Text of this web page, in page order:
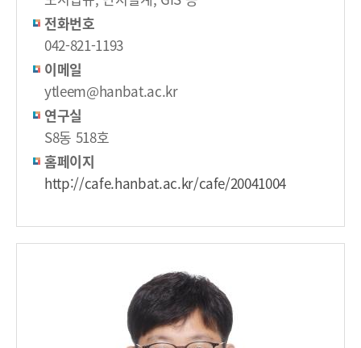
전화번호
042-821-1193
이메일
ytleem@hanbat.ac.kr
연구실
S8동 518호
홈페이지
http://cafe.hanbat.ac.kr/cafe/20041004